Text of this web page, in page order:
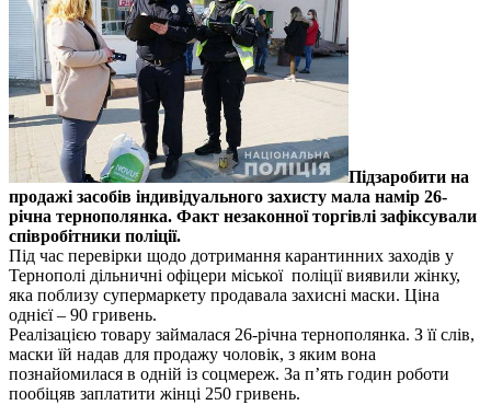
Підзаробити на
продажі засобів індивідуального захисту мала намір 26-
річна тернополянка. Факт незаконної торгівлі зафіксували
співробітники поліції.
Під час перевірки щодо дотримання карантинних заходів у
Тернополі дільничні офіцери міської поліції виявили жінку,
яка поблизу супермаркету продавала захисні маски. Ціна
однієї – 90 гривень.
Реалізацією товару займалася 26-річна тернополянка. З її слів,
маски їй надав для продажу чоловік, з яким вона
познайомилася в одній із соцмереж. За п’ять годин роботи
пообіцяв заплатити жінці 250 гривень.